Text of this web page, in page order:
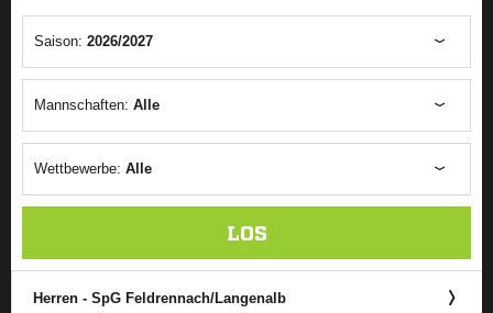
Saison: 2026/2027
Mannschaften: Alle
Wettbewerbe: Alle
LOS
Herren - SpG Feldrennach/​Langenalb